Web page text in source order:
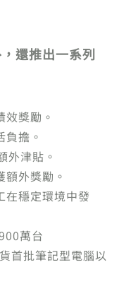
還推出一系列
獎勵。
擔。
外津貼。
外獎勵。
在穩定環境中發
萬台
首批筆記型電腦以